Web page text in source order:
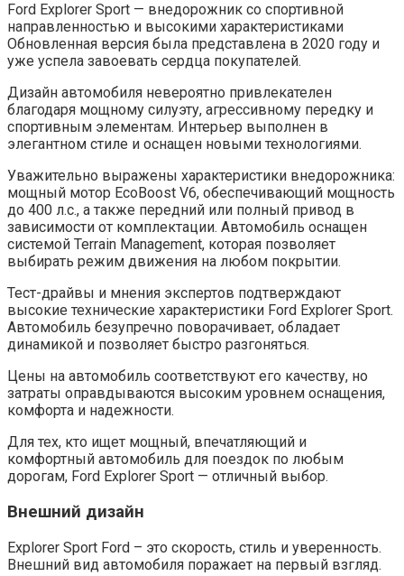
Ford Explorer Sport — внедорожник со спортивной
направленностью и высокими характеристиками
Обновленная версия была представлена ​​в 2020 году и
уже успела завоевать сердца покупателей.
Дизайн автомобиля невероятно привлекателен
благодаря мощному силуэту, агрессивному передку и
спортивным элементам. Интерьер выполнен в
элегантном стиле и оснащен новыми технологиями.
Уважительно выражены характеристики внедорожника:
мощный мотор EcoBoost V6, обеспечивающий мощность
до 400 л.с., а также передний или полный привод в
зависимости от комплектации. Автомобиль оснащен
системой Terrain Management, которая позволяет
выбирать режим движения на любом покрытии.
Тест-драйвы и мнения экспертов подтверждают
высокие технические характеристики Ford Explorer Sport.
Автомобиль безупречно поворачивает, обладает
динамикой и позволяет быстро разгоняться.
Цены на автомобиль соответствуют его качеству, но
затраты оправдываются высоким уровнем оснащения,
комфорта и надежности.
Для тех, кто ищет мощный, впечатляющий и
комфортный автомобиль для поездок по любым
дорогам, Ford Explorer Sport — отличный выбор.
Внешний дизайн
Explorer Sport Ford – это скорость, стиль и уверенность.
Внешний вид автомобиля поражает на первый взгляд.